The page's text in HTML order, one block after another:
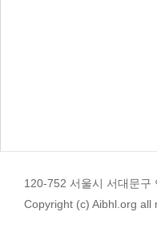
120-752 서울시 서대문
Copyright (c) Aibhl.org all